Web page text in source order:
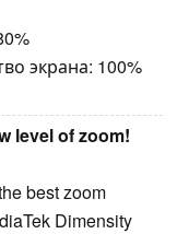
экрана: 100%
level of zoom!
best zoom
Dimensity